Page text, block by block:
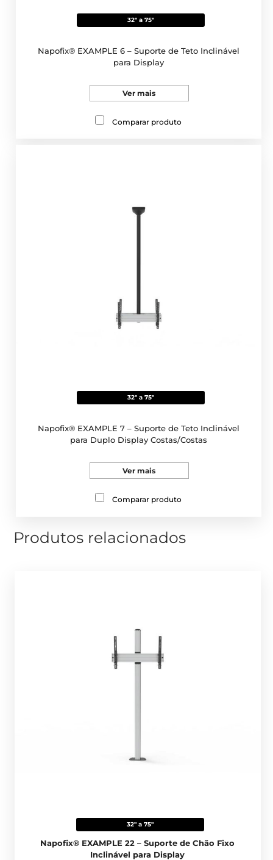
32" a 75"
Napofix® EXAMPLE 6 – Suporte de Teto Inclinável
para Display
Ver mais
Comparar produto
32" a 75"
Napofix® EXAMPLE 7 – Suporte de Teto Inclinável
para Duplo Display Costas/Costas
Ver mais
Comparar produto
Produtos relacionados
32" a 75"
Napofix® EXAMPLE 22 – Suporte de Chão Fixo
Inclinável para Display